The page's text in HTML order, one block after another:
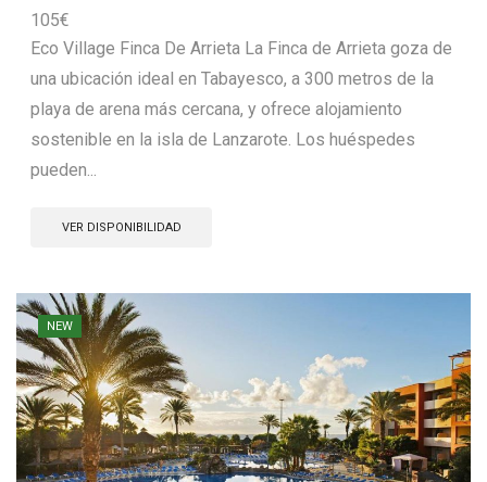
105€
Eco Village Finca De Arrieta La Finca de Arrieta goza de
una ubicación ideal en Tabayesco, a 300 metros de la
playa de arena más cercana, y ofrece alojamiento
sostenible en la isla de Lanzarote. Los huéspedes
pueden...
VER DISPONIBILIDAD
NEW